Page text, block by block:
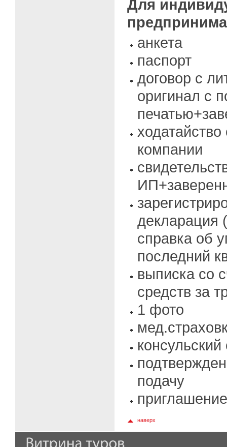
Для
анкета
паспорт
договор с
оригинал с
ходатайство
компании
декларация
справка об
последний
выписка со
средств за
1 фото
подачу
наверх